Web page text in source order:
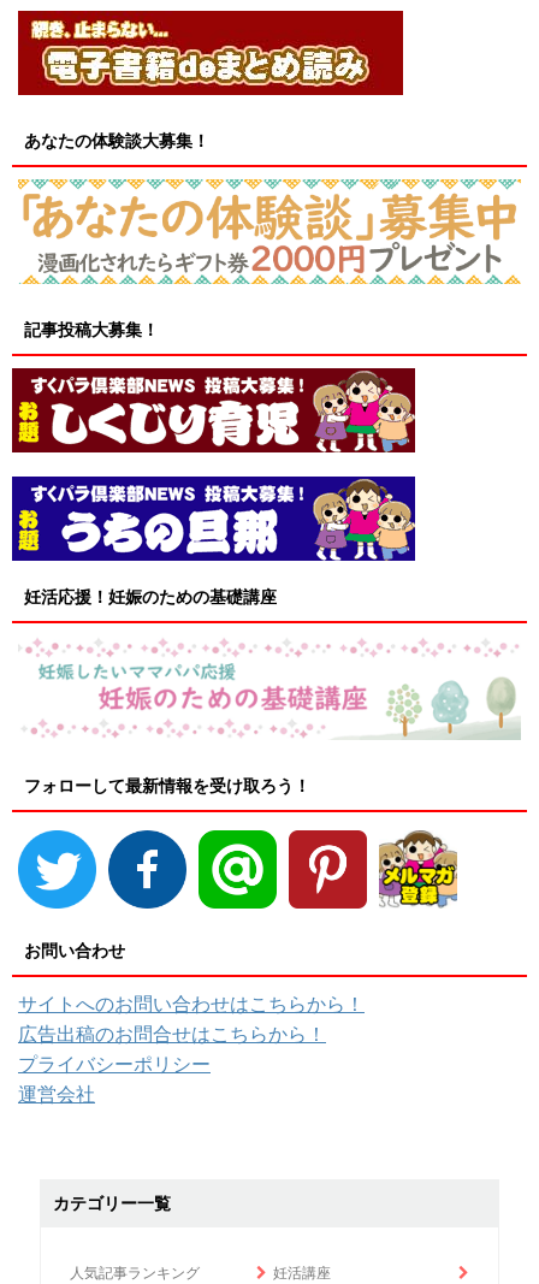
あなたの体験談大募集！
記事投稿大募集！
妊活応援！妊娠のための基礎講座
フォローして最新情報を受け取ろう！
お問い合わせ
サイトへのお問い合わせはこちらから！
広告出稿のお問合せはこちらから！
プライバシーポリシー
運営会社
カテゴリー一覧
人気記事ランキング 妊活講座